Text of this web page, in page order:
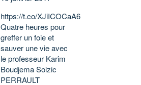
https://t.co/XJiICOCaA6
Quatre heures pour
greffer un foie et
sauver une vie avec
le professeur Karim
Boudjema Soizic
PERRAULT